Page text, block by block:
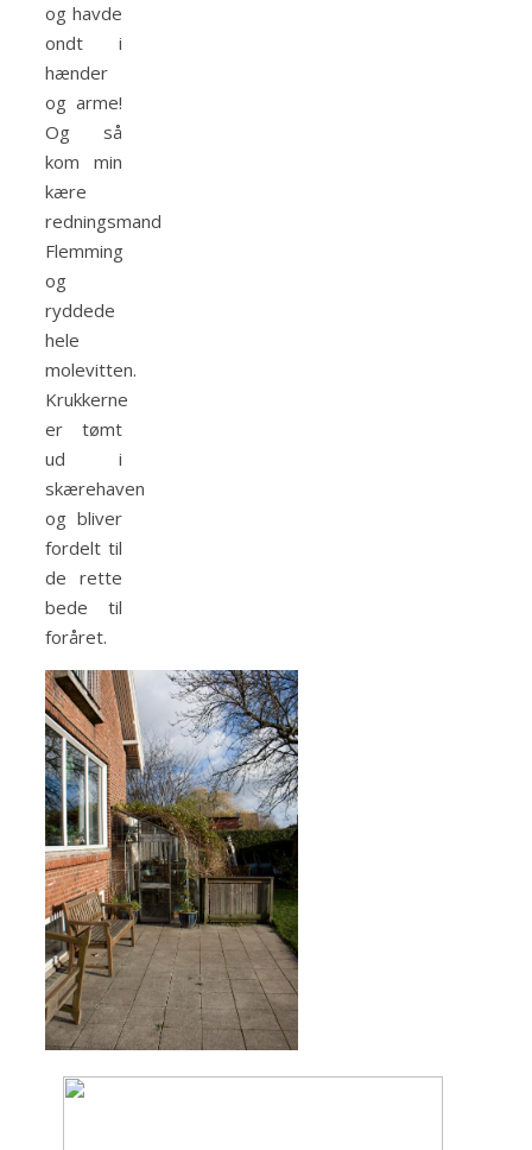
og havde
ondt i
hænder
og arme!
Og så
kom min
kære
redningsmand
Flemming
og
ryddede
hele
molevitten.
Krukkerne
er tømt
ud i
skærehaven
og bliver
fordelt til
de rette
bede til
foråret.